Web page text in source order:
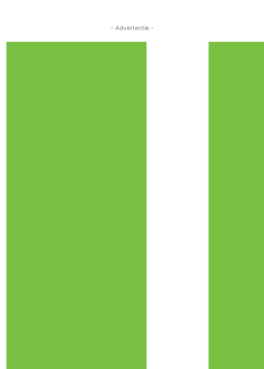
- Advertentie -